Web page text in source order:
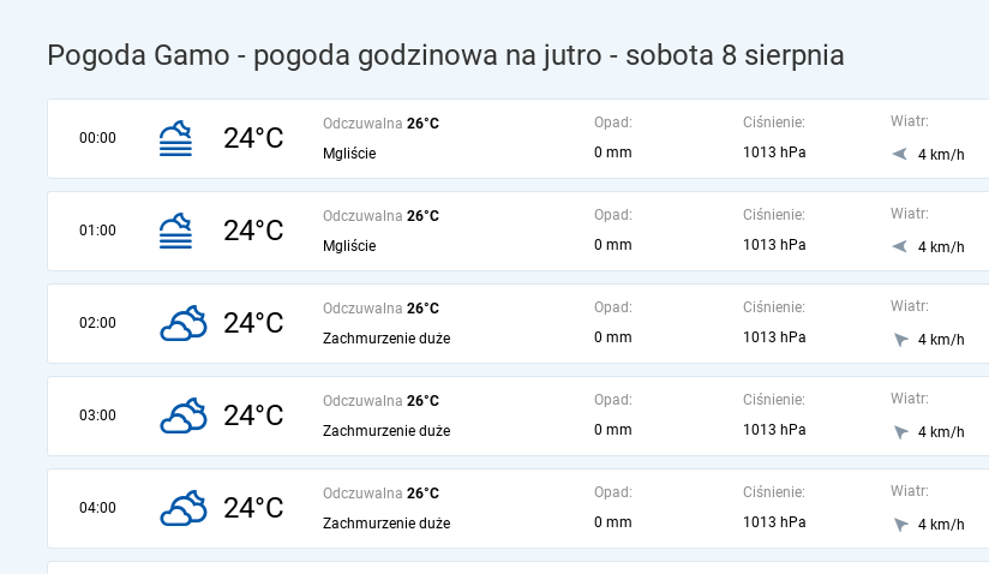
Pogoda Gamo - pogoda godzinowa na jutro - sobota 8 sierpnia
00:00 24°C Odczuwalna 26°C
Mgliście
Opad:
0 mm
Ciśnienie:
1013 hPa
Wiatr:
4 km/h
01:00 24°C Odczuwalna 26°C
Mgliście
Opad:
0 mm
Ciśnienie:
1013 hPa
Wiatr:
4 km/h
02:00 24°C Odczuwalna 26°C
Zachmurzenie duże
Opad:
0 mm
Ciśnienie:
1013 hPa
Wiatr:
4 km/h
03:00 24°C Odczuwalna 26°C
Zachmurzenie duże
Opad:
0 mm
Ciśnienie:
1013 hPa
Wiatr:
4 km/h
04:00 24°C Odczuwalna 26°C
Zachmurzenie duże
Opad:
0 mm
Ciśnienie:
1013 hPa
Wiatr:
4 km/h